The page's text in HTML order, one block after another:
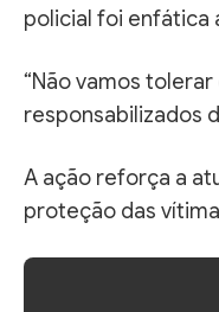
policial foi enfática
“Não vamos
responsabilizados
A ação reforça a
proteção das